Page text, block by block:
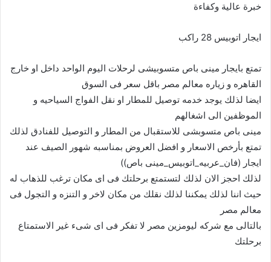
خبرة عالية وكفاءة
ايجار اتوبيس 28 راكب
تمتع بايجار مينى باص متسوبيشى لرحلات اليوم الواحد داخل او خارج
القاهره و زياره معالم مصر باقل سعر فى السوق
ايضا لذلك يوجد خدمه توصيل للمطار او نقل الفواج السياحيه و
الموظفين الى اشغالهم
مينى باص متسوبشى للاستقبال من المطار و التوصيل للفنادق لذلك
تمتع بأرخص الاسعار و افضل العروض بمناسبه شهور الصيف عند
ايجار (فان_عربيه_اتوبيس_مينى باص))
لذلك احجز الان لذلك لتستمتع برحلتك فى اى مكان ترغب للذهاب له
حيث اننا لذلك يمكننا لذلك نقلك من مكان لاخر و التنزه و التجول فى
معالم مصر
بالتالى مع شركه ليومزين مصر لا تفكر فى اى شىء غير الاستمتاع
برحلتك